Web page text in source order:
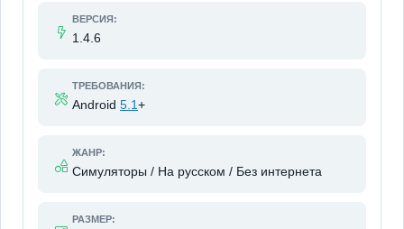
ВЕРСИЯ:
1.4.6
ТРЕБОВАНИЯ:
Android 5.1+
ЖАНР:
Симуляторы / На русском / Без интернета
РАЗМЕР: